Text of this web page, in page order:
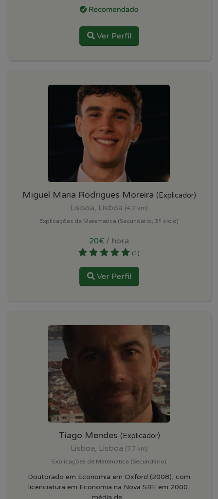
Ver Perfil
Miguel Maria Rodrigues Moreira (Explicador)
Lisboa, Lisboa (4.2 km)
Explicações de Matematica (Secundário, 3º ciclo)
20€ / hora
(1)
Ver Perfil
Tiago Mendes (Explicador)
Lisboa, Lisboa (7.7 km)
Explicações de Matematica (Secundário)
Doutorado em Economia em Oxford (2008), com
licenciatura em Economia na Nova SBE em 2000,
média de...